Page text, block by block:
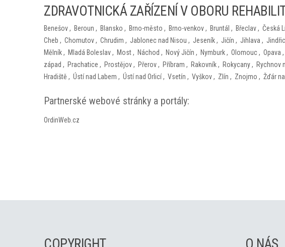
ZDRAVOTNICKÁ ZAŘÍZENÍ V OBORU
Benešov, Beroun , Blansko , Brno-město , Brno-venkov, Bruntál , Břeclav, Česká
Cheb , Chomutov, Chrudim , Jablonec nad Nisou , Jeseník, Jičín , Jihlava ,
Mělník, Mladá Boleslav, Most, Náchod , Nový Jičín , Nymburk, Olomouc, Opava ,
západ , Prachatice , Prostějov, Přerov, Příbram , Rakovník, Rokycany, Rychnov
Hradiště , Ústí nad Labem , Ústí nad Orlicí, Vsetín , Vyškov, Zlín , Znojmo , Žďár
Partnerské webové stránky a portály:
OrdinWeb.cz